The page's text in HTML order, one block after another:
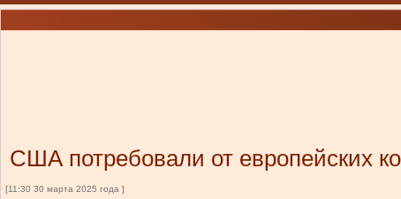
США потребовали от европейских
[11:30 30 марта 2025 года ]